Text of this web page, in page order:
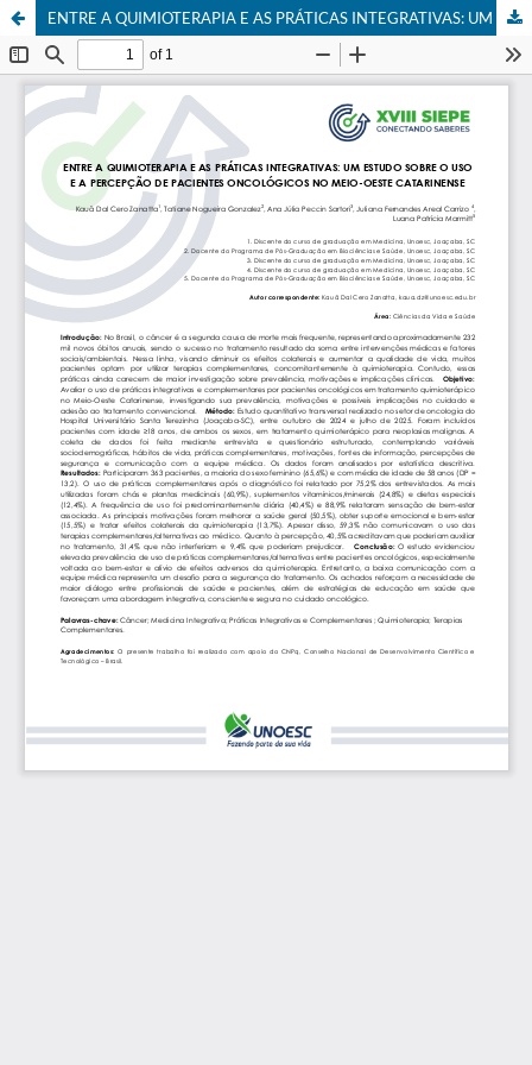
ENTRE A QUIMIOTERAPIA E AS PRÁTICAS INTEGRATIVAS: UM ESTUDO SOBRE O USO E A PERCEPÇÃO DE PACIENTES ONCOLÓGICOS NO MEIO-OESTE CATARINENSE